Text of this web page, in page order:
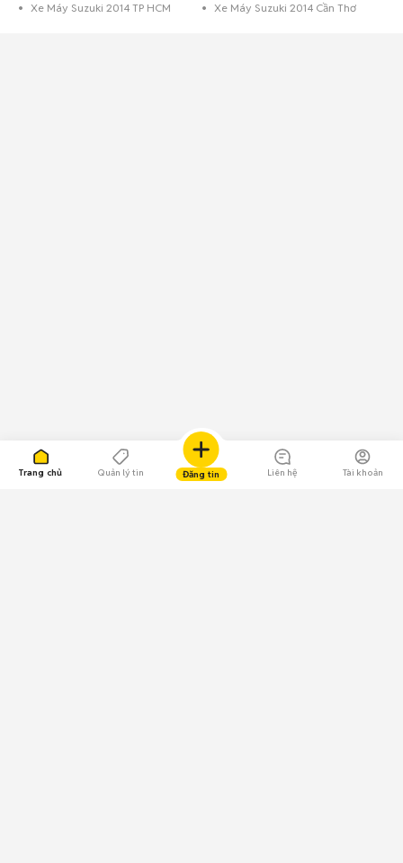
Trang chủ Quản lý tin Đăng tin Liên hệ Tài khoản
Xe Máy Suzuki 2014 TP HCM
Xe Máy Suzuki 2014 Cần Thơ